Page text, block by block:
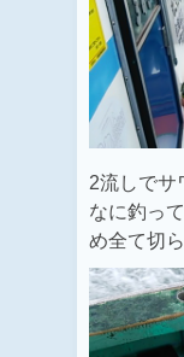
2流しでサ
なに釣っ
め全て切